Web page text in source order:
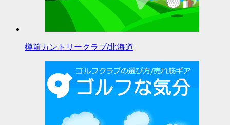
樽前カントリークラブ/北海道